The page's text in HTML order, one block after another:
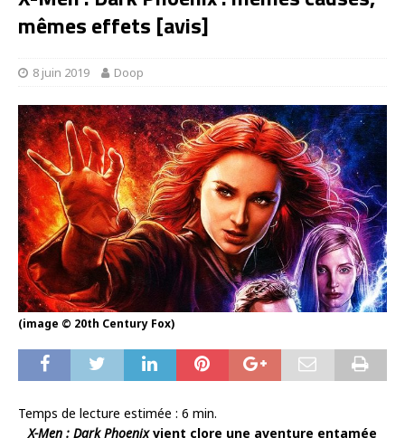
mêmes effets [avis]
8 juin 2019 Doop
(image © 20th Century Fox)
Temps de lecture estimée : 6 min.
X-Men : Dark Phoenixvient clore une aventure entamée